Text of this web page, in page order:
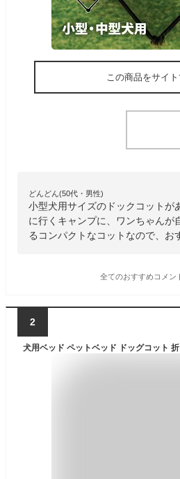
この商品をサイ
どんどん(50代・男性)
小型犬用サイズのドックコットが
に行くキャンプに、ワンちゃんが
るコンパクトなコットなので、お
全てのおすすめコメン
2